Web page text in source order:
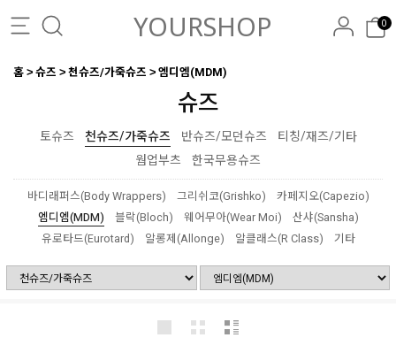
YOURSHOP 0
홈 슈즈 천슈즈/가죽슈즈 엠디엠(MDM)
슈즈
토슈즈 천슈즈/가죽슈즈 반슈즈/모던슈즈
티칭/재즈/기타
웜업부츠
한국무용슈즈
바디래퍼스(Body Wrappers) 그리쉬코(Grishko)
카페지오(Capezio)
엠디엠(MDM)
블락(Bloch) 웨어무아(Wear Moi)
산샤(Sansha)
유로타드(Eurotard)
알롱제(Allonge) 알클래스(R Class) 기타